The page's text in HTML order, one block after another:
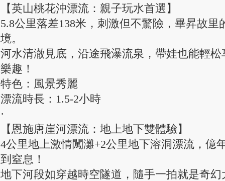
【英山桃花沖漂流：親子玩水首選】
5.8公里落差138米，刺激但不驚險，畢昇故里
境。
河水清澈見底，沿途飛瀑流泉，帶娃也能輕松
樂趣！
特色：風景秀麗
漂流時長：1.5-2小時
·
【恩施唐崖河漂流：地上地下雙體驗】
4公里地上激情闖灘+2公里地下溶洞漂流，億
到窒息！
地下河段如穿越時空隧道，隨手一拍就是奇幻